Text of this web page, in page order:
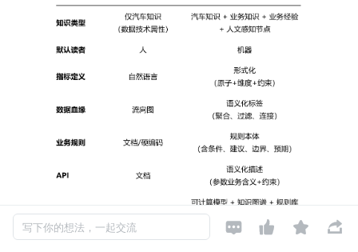
写下你的想法，一起交流    